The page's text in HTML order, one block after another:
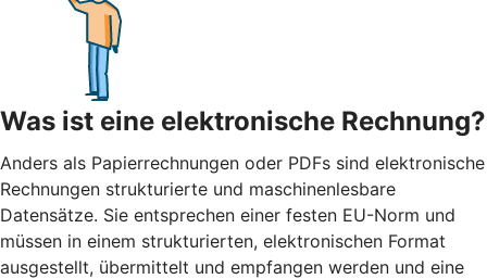
Was ist eine elektronische Rechnung?
Anders als Papierrechnungen oder PDFs sind elektronische
Rechnungen strukturierte und maschinenlesbare
Datensätze. Sie entsprechen einer festen EU-Norm und
müssen in einem strukturierten, elektronischen Format
ausgestellt, übermittelt und empfangen werden und eine